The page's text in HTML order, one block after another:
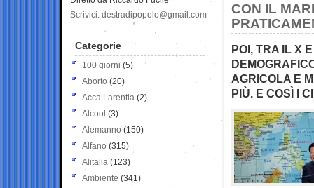
CON IL
POI, TRA IL X
AGRICOLA E
PIÙ. E COSÌ I
Scrivici: destradipopolo@gmail.com
Categorie
100 giorni (5)
Aborto (20)
Acca Larentia (2)
Alcool (3)
Alemanno (150)
Alfano (315)
Alitalia (123)
Ambiente (341)